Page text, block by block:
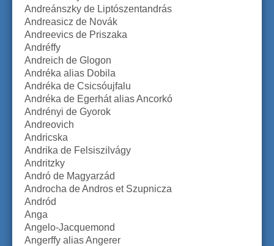
Andreánszky de Liptószentandrás
Andreasicz de Novák
Andreevics de Priszaka
Andréffy
Andreich de Glogon
Andréka alias Dobila
Andréka de Csicsóujfalu
Andréka de Egerhát alias Ancorkó
Andrényi de Gyorok
Andreovich
Andricska
Andrika de Felsiszilvágy
Andritzky
Andró de Magyarzád
Androcha de Andros et Szupnicza
Andród
Anga
Angelo-Jacquemond
Angerffy alias Angerer